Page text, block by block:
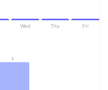
Wed Thu Fri
1